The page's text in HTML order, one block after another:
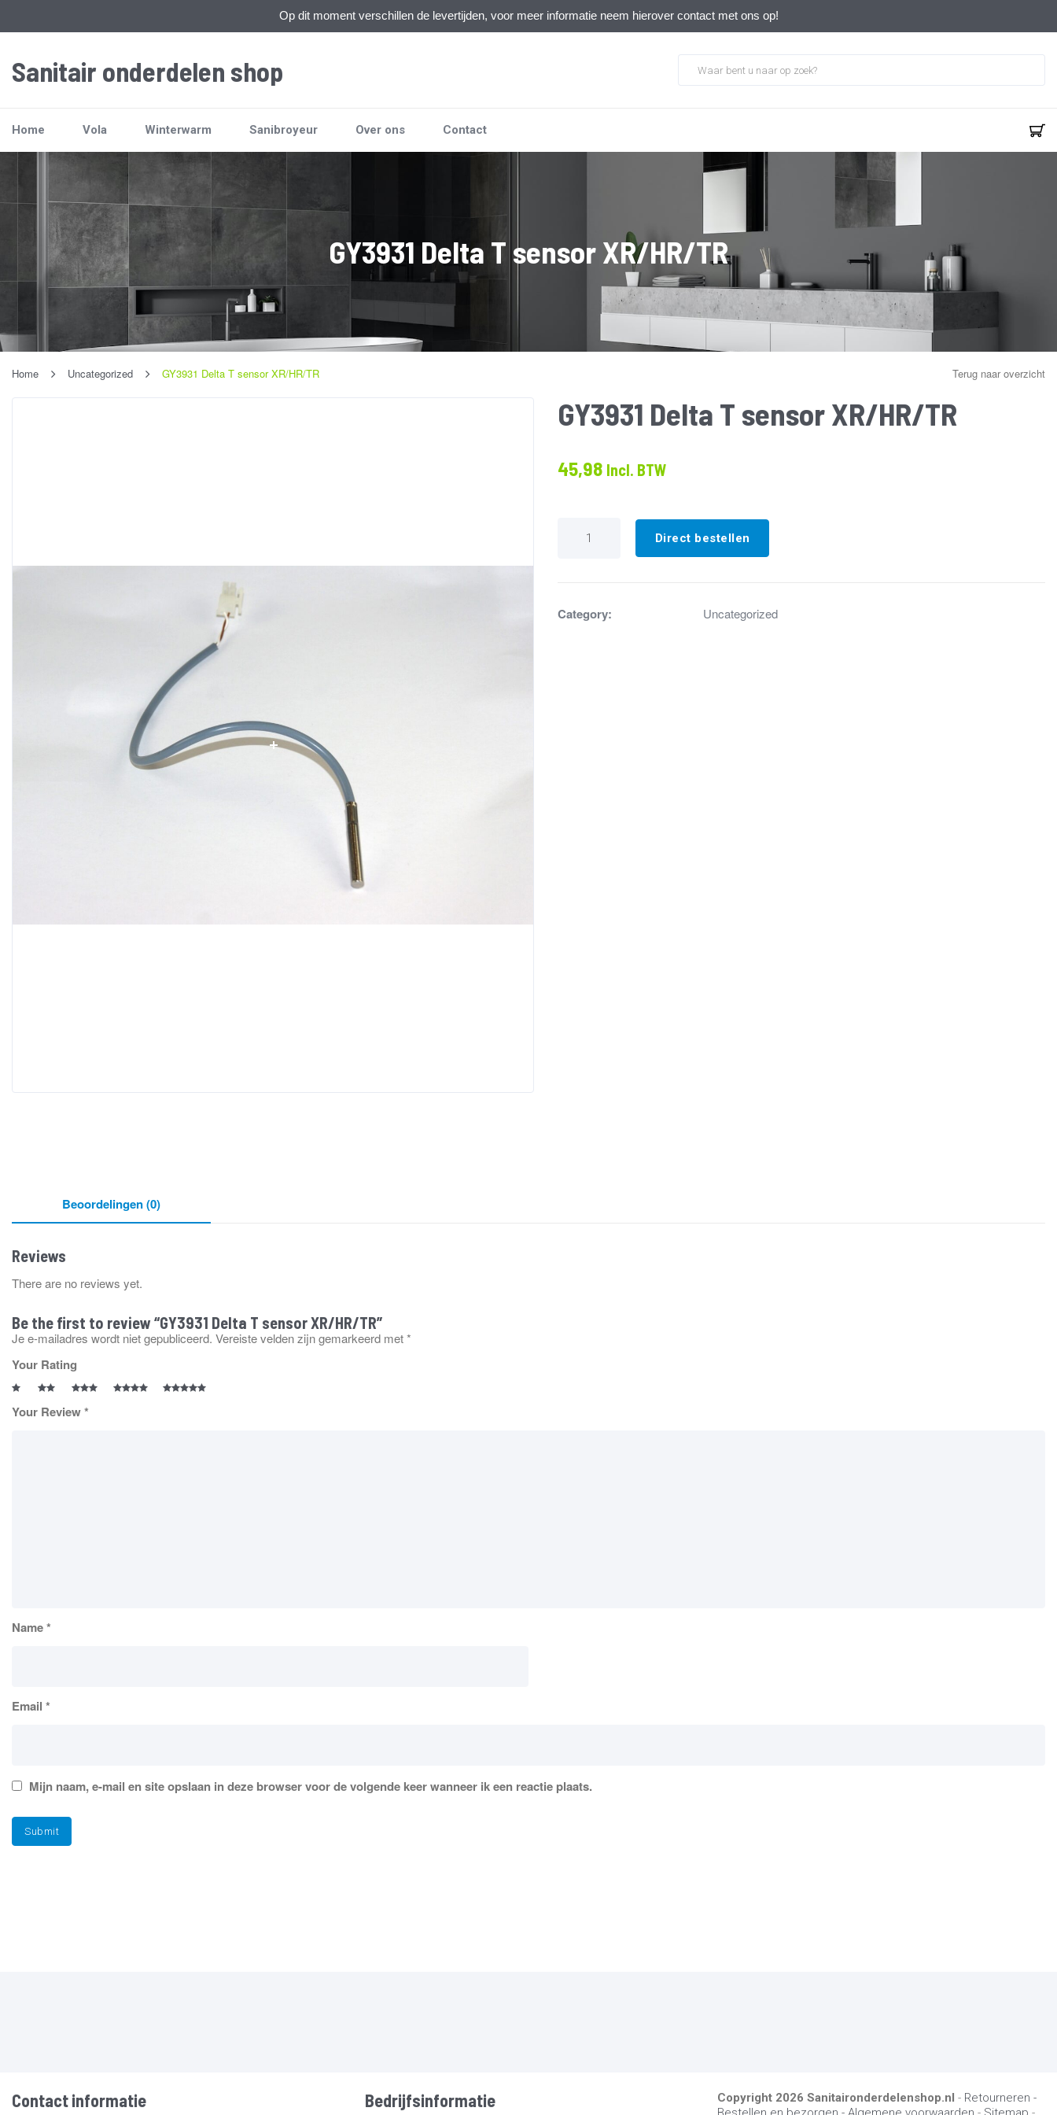
Op dit moment verschillen de levertijden, voor meer informatie neem hierover contact met ons op!
Sanitair onderdelen shop
Home Vola Winterwarm Sanibroyeur Over ons Contact
GY3931 Delta T sensor XR/HR/TR
Home Uncategorized GY3931 Delta T sensor XR/HR/TR Terug naar overzicht
GY3931 Delta T sensor XR/HR/TR
45,98 Incl. BTW
Direct bestellen
Category: Uncategorized
Beoordelingen (0)
Reviews
There are no reviews yet.
Be the first to review “GY3931 Delta T sensor XR/HR/TR”
Je e-mailadres wordt niet gepubliceerd. Vereiste velden zijn gemarkeerd met*
Your Rating
Your Review*
Name*
Email *
Mijn naam, e-mail en site opslaan in deze browser voor de volgende keer wanneer ik een reactie plaats.
Contact informatie Bedrijfsinformatie Copyright 2026 Sanitaironderdelenshop.nl - Retourneren -